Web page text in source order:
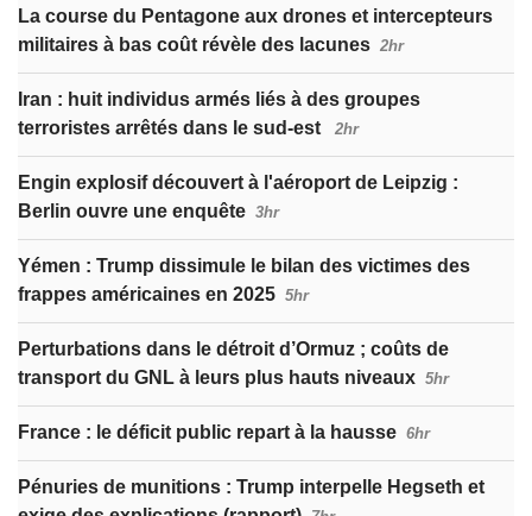
La course du Pentagone aux drones et intercepteurs
militaires à bas coût révèle des lacunes 2hr
Iran : huit individus armés liés à des groupes
terroristes arrêtés dans le sud-est
2hr
Engin explosif découvert à l'aéroport de Leipzig :
Berlin ouvre une enquête 3hr
Yémen : Trump dissimule le bilan des victimes des
frappes américaines en 2025 5hr
Perturbations dans le détroit d’Ormuz ; coûts de
transport du GNL à leurs plus hauts niveaux 5hr
France : le déficit public repart à la hausse 6hr
Pénuries de munitions : Trump interpelle Hegseth et